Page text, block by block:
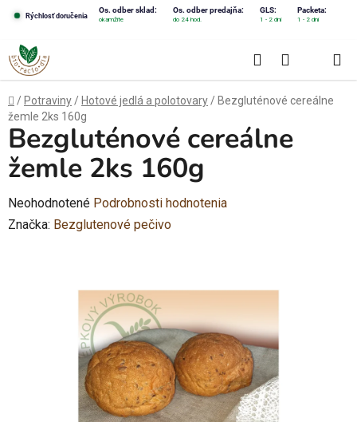
obsah
Rýchlosť doručenia
Os. odber sklad: Os. odber predajňa: GLS: Packeta:
okamžite do 24 hod. 1 - 2 dni 1 - 2 dni
Hľadať
KOŠÍK
Domov
/ Potraviny / Hotové jedlá a polotovary / Bezgluténové cereálne
žemle 2ks 160g
Bezgluténové cereálne
žemle 2ks 160g
Priemerné
hodnotenie
Neohodnotené Podrobnosti hodnotenia
Značka: Bezglutenové pečivo